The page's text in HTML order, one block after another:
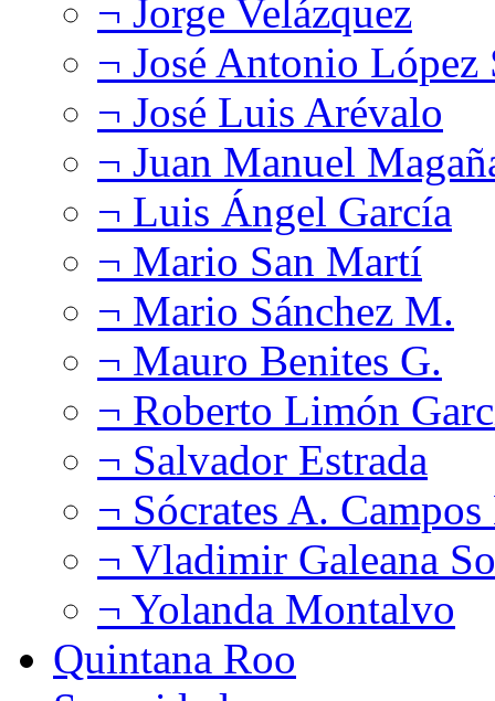
¬ Jorge Velázquez
¬ José Antonio López
¬ José Luis Arévalo
¬ Juan Manuel
¬ Luis Ángel García
¬ Mario San Martí
¬ Mario Sánchez M.
¬ Mauro Benites G.
¬ Roberto Limón
¬ Salvador Estrada
¬ Sócrates A.
¬ Vladimir Galeana
¬ Yolanda Montalvo
Quintana Roo